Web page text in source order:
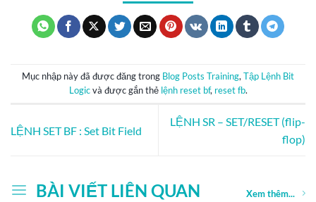
Mục nhập này đã được đăng trong Blog Posts Training,Tập Lệnh Bit
Logicvà được gắn thẻ lệnh reset bf, reset fb.
LỆNH SET BF : Set Bit Field
LỆNH SR – SET/RESET (flip-
flop)
BÀI VIẾT LIÊN QUAN Xem thêm...